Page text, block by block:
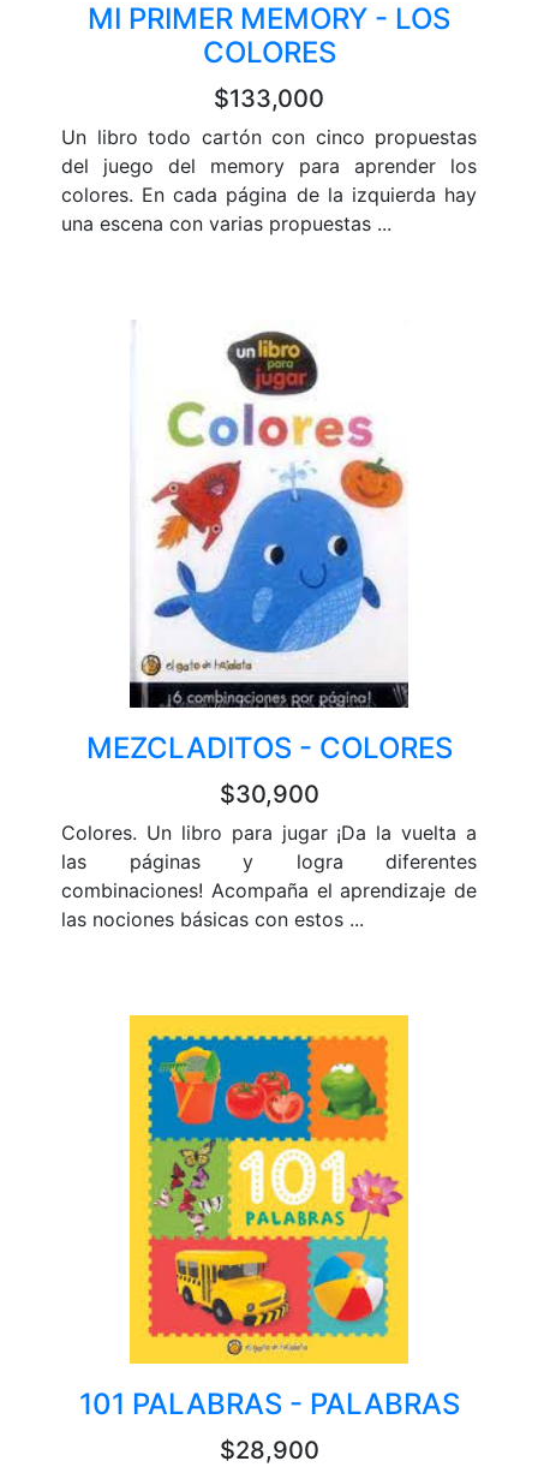
MI PRIMER MEMORY - LOS
COLORES
$133,000
Un libro todo cartón con cinco propuestas
del juego del memory para aprender los
colores. En cada página de la izquierda hay
una escena con varias propuestas ...
MEZCLADITOS - COLORES
$30,900
Colores. Un libro para jugar ¡Da la vuelta a
las páginas y logra diferentes
combinaciones! Acompaña el aprendizaje de
las nociones básicas con estos ...
101 PALABRAS - PALABRAS
$28,900